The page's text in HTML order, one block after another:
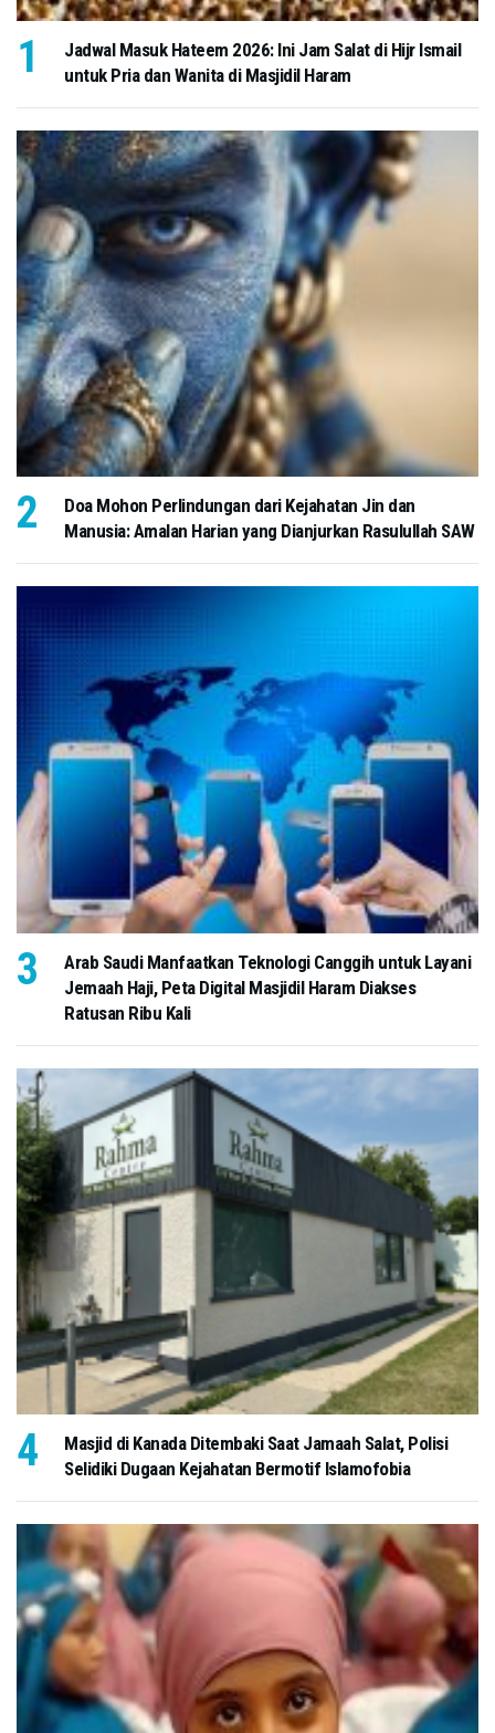
Jadwal Masuk Hateem 2026: Ini Jam Salat di Hijr Ismail
untuk Pria dan Wanita di Masjidil Haram
Doa Mohon Perlindungan dari Kejahatan Jin dan
Manusia: Amalan Harian yang Dianjurkan Rasulullah SAW
Arab Saudi Manfaatkan Teknologi Canggih untuk Layani
Jemaah Haji, Peta Digital Masjidil Haram Diakses
Ratusan Ribu Kali
Masjid di Kanada Ditembaki Saat Jamaah Salat, Polisi
Selidiki Dugaan Kejahatan Bermotif Islamofobia